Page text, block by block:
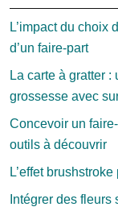
L’impact du choix
d’un faire-part
La carte à gratter
grossesse avec
Concevoir un
outils à découvrir
L’effet
Intégrer des